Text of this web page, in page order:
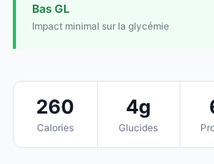
Bas GL
Impact minimal sur la glycémie
260
Calories
4g
Glucides